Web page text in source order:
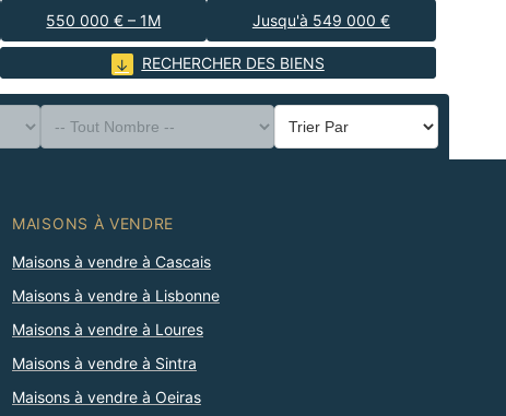
550 000 € – 1M Jusqu'à 549 000 €
RECHERCHER DES BIENS
MAISONS À VENDRE
Maisons à vendre à Cascais
Maisons à vendre à Lisbonne
Maisons à vendre à Loures
Maisons à vendre à Sintra
Maisons à vendre à Oeiras